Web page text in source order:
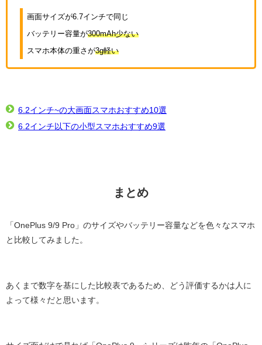
画面サイズが6.7インチで同じ
バッテリー容量が300mAh少ない
スマホ本体の重さが3g軽い
6.2インチ~の大画面スマホおすすめ10選
6.2インチ以下の小型スマホおすすめ9選
まとめ
「OnePlus 9/9 Pro」のサイズやバッテリー容量などを色々なスマホ
と比較してみました。
あくまで数字を基にした比較表であるため、どう評価するかは人に
よって様々だと思います。